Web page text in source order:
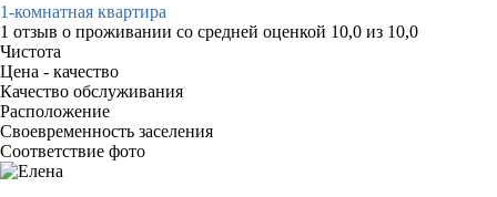
1-комнатная квартира
1 отзыв о проживании со средней оценкой 10,0 из 10,0
Чистота
Цена - качество
Качество обслуживания
Расположение
Своевременность заселения
Соответствие фото